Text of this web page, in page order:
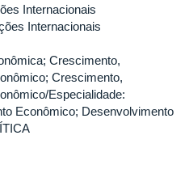
Internacionais
Internacionais
Crescimento,
Crescimento,
Especialidade:
Econômico; Desenvolvimento